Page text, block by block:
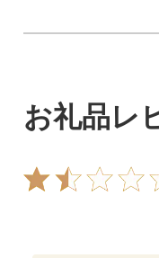
お礼品レ